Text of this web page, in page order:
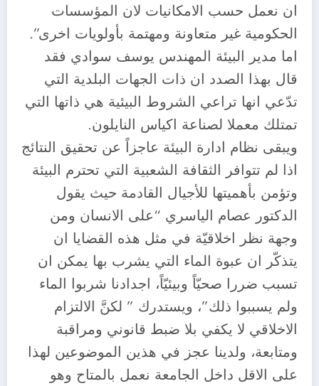
ان نعمل حسب الامكانيات لان المؤسسات
الحكومية غير متعاونة ومهتمة بأولويات اخرى”.
اما مدير البيئة المهندس يوسف سوادي فقد
قال بهذا الصدد ان ذات الجهات البلدية التي
تدّعي انها تراعي الشروط البيئية هي ذاتها التي
تمتلك معملا لصناعة اكياس النايلون.
ويبقى نظام ادارة البيئة عاجزاً عن تحقيق النتائج
اذا لم تتوافر الثقافة الشعبية التي تحترم البيئة
وتؤمن بأهميتها للأجيال القادمة حيث يقول
الدكتور عصام الياسري “على الانسان ومن
وجهة نظر اخلاقيّة في مثل هذه القضايا ان
يتذكّر ان عبوة الماء التي يشرب بها يمكن ان
تسبب ضررا صحيّاً وبيئيّاً، اجدادنا شربوا الماء
ولم يسببوا ذلك”، ويستدرك ” لكنَّ الالتزام
الاخلاقي لا يكفي بلا ضبط قانوني ومراقبة
ومتابعة، ولدينا عجز في هذين الموضوعين لهذا
على الاقل داخل الجامعة نعمل بالمتاح وهو